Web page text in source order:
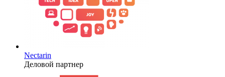
Nectarin
Деловой партнер